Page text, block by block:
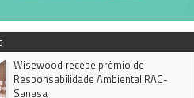
Wisewood recebe prêmio de
Responsabilidade Ambiental RAC-
Sanasa